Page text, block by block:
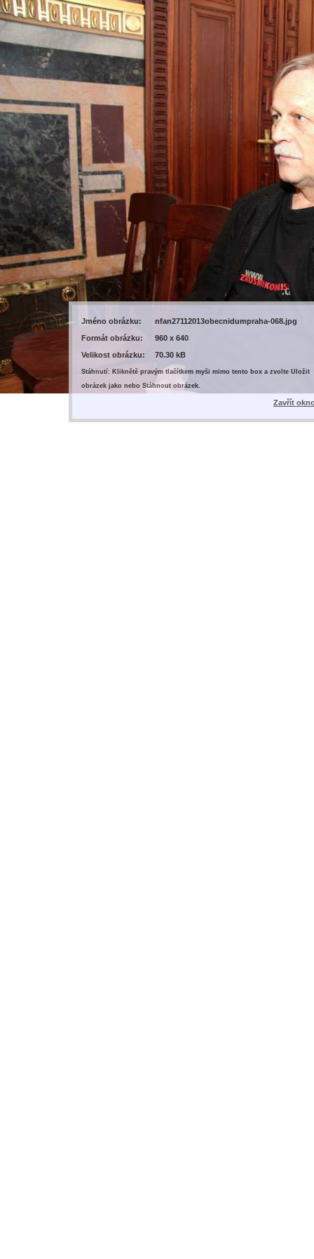
Jméno obrázku:
nfan27112013obecnidumpraha-068.jpg
Formát obrázku:
960 x 640
Velikost obrázku:
70.30 kB
Stáhnutí: Kliknětě pravým tlačítkem myši mimo tento box a zvolte Uložit
obrázek jako nebo Stáhnout obrázek.
Zavřít